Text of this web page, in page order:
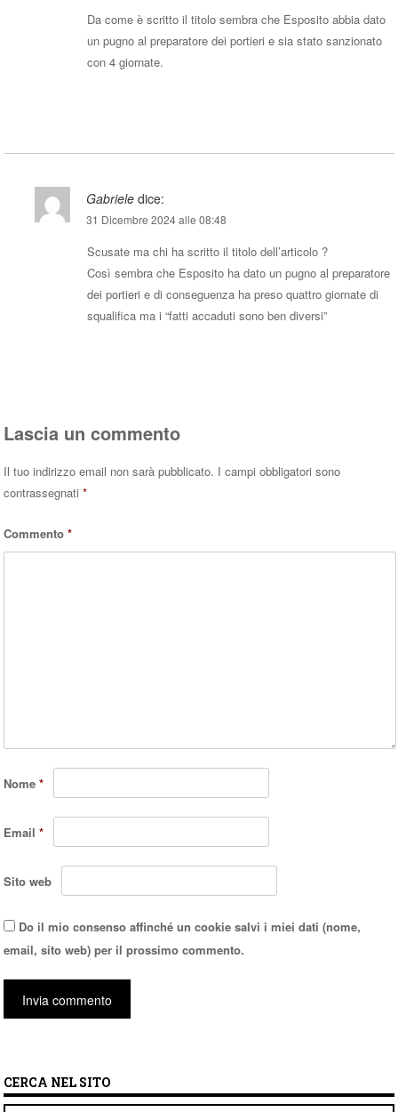
Da come è scritto il titolo sembra che Esposito abbia dato
un pugno al preparatore dei portieri e sia stato sanzionato
con 4 giornate.
Gabriele dice:
31 Dicembre 2024 alle 08:48
Scusate ma chi ha scritto il titolo dell’articolo ?
Così sembra che Esposito ha dato un pugno al preparatore
dei portieri e di conseguenza ha preso quattro giornate di
squalifica ma i “fatti accaduti sono ben diversi”
Lascia un commento
Il tuo indirizzo email non sarà pubblicato. I campi obbligatori sono
contrassegnati*
Commento*
Nome*
Email*
Sito web
Do il mio consenso affinché un cookie salvi i miei dati (nome,
email, sito web) per il prossimo commento.
CERCA NEL SITO